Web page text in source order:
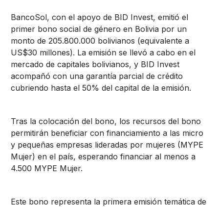
BancoSol, con el apoyo de BID Invest, emitió el
primer bono social de género en Bolivia por un
monto de 205.800.000 bolivianos (equivalente a
US$30 millones). La emisión se llevó a cabo en el
mercado de capitales bolivianos, y BID Invest
acompañó con una garantía parcial de crédito
cubriendo hasta el 50% del capital de la emisión.
Tras la colocación del bono, los recursos del bono
permitirán beneficiar con financiamiento a las micro
y pequeñas empresas lideradas por mujeres (MYPE
Mujer) en el país, esperando financiar al menos a
4.500 MYPE Mujer.
Este bono representa la primera emisión temática de